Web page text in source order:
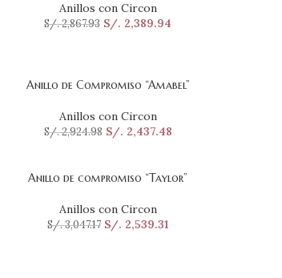
Anillos con Circon
S/.2,867.93 S/. 2,389.94
SELECCIONAR OPCIONES
Anillo de Compromiso “Amabel”
Anillos con Circon
S/.2,924.98 S/. 2,437.48
SELECCIONAR OPCIONES
Anillo de compromiso “Taylor”
Anillos con Circon
S/.3,047.17 S/. 2,539.31